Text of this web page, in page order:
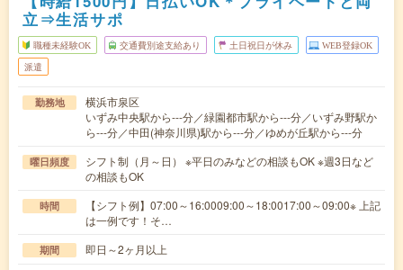
立⇒生活サポ
職種未経験OK 交通費別途支給あり 土日祝日が休み WEB登録OK
派遣
勤務地
横浜市泉区
いずみ中央駅から---分／緑園都市駅から---分／いずみ野駅か
ら---分／中田(神奈川県)駅から---分／ゆめが丘駅から---分
曜日頻度
シフト制（月～日） ※平日のみなどの相談もOK ※週3日など
の相談もOK
時間
【シフト例】07:00～16:0009:00～18:0017:00～09:00※ 上記
は一例です！そ…
期間 即日～2ヶ月以上